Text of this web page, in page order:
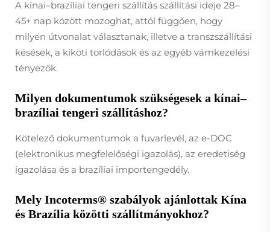
A kínai–brazíliai tengeri szállítás szállítási ideje 28–
45+ nap között mozoghat, attól függően, hogy
milyen útvonalat választanak, illetve a transzszállítási
késések, a kiköti torlódások és az egyéb vámkezelési
tényezők.
Milyen dokumentumok szükségesek a kínai–
brazíliai tengeri szállításhoz?
Kötelező dokumentumok a fuvarlevél, az e-DOC
(elektronikus megfelelőségi igazolás), az eredetiség
igazolása és a brazíliai importengedély.
Mely Incoterms® szabályok ajánlottak Kína
és Brazília közötti szállítmányokhoz?